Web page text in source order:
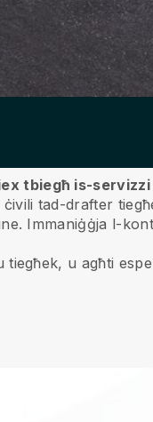
tbiegħ is-
tad-drafter
Immaniġġja l-
u agħti